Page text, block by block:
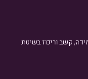
קשב וריכוז בשיטת